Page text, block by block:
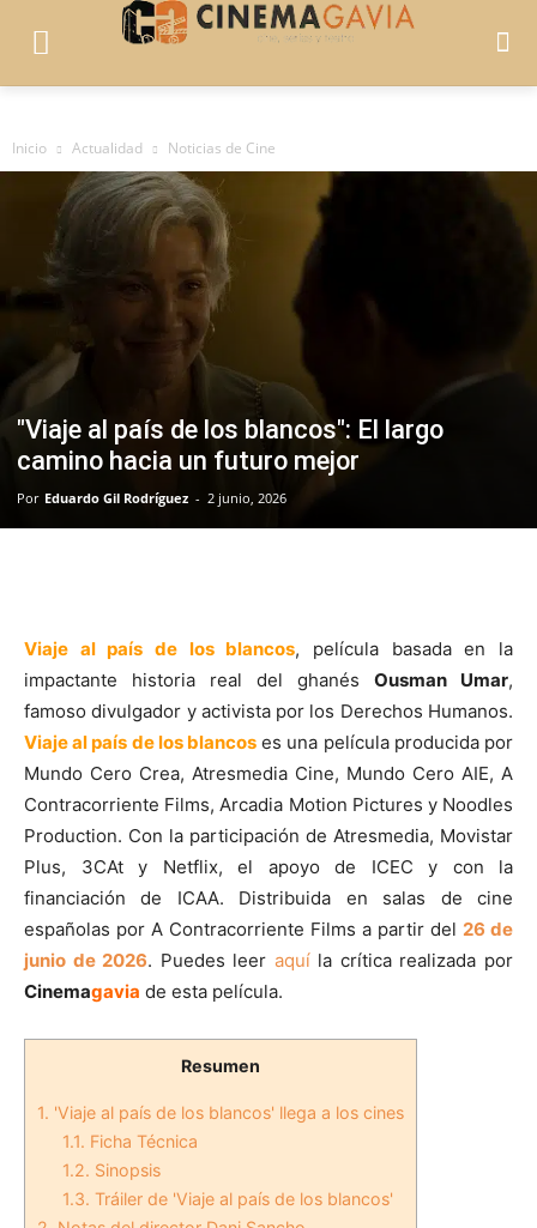
Inicio Actualidad Noticias de Cine
"Viaje al país de los blancos": El largo
camino hacia un futuro mejor
Por Eduardo Gil Rodríguez - 2 junio, 2026
Viaje al país de los blancos, película basada en la
impactante historia real del ghanés Ousman Umar,
famoso divulgador y activista por los Derechos Humanos.
Viaje al país de los blancos es una película producida por
Mundo Cero Crea, Atresmedia Cine, Mundo Cero AIE, A
Contracorriente Films, Arcadia Motion Pictures y Noodles
Production. Con la participación de Atresmedia, Movistar
Plus, 3CAt y Netflix, el apoyo de ICEC y con la
financiación de ICAA. Distribuida en salas de cine
españolas por A Contracorriente Films a partir del 26 de
junio de 2026. Puedes leer aquíla crítica realizada por
Cinemagavia de esta película.
Resumen
1. 'Viaje al país de los blancos' llega a los cines
1.1. Ficha Técnica
1.2. Sinopsis
1.3. Tráiler de 'Viaje al país de los blancos'